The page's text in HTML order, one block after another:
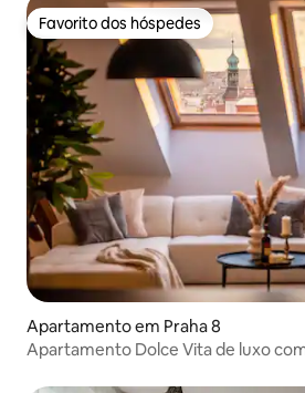
Favorito dos hóspedes
Favorito dos hóspedes
Apartamento em Praha 8
Apartamento Dolce Vita de luxo